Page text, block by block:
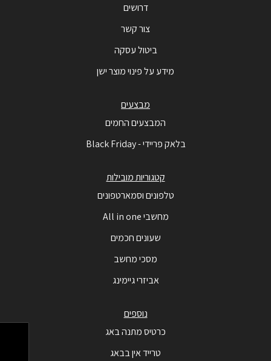
דרושים
צור קשר
ביטול עסקה
מידע על פינוי מוצר ישן
מבצעים
המבצעים החמים
בלאק פריידי - Black Friday
קטגוריות מובילות
טלפונים וסמארטפונים
מחשבי All in one
שעונים חכמים
מסכי מחשב
אביזרי גיימינג
נוספים
כרטיס מתנה באג
טרייד אין בבאג